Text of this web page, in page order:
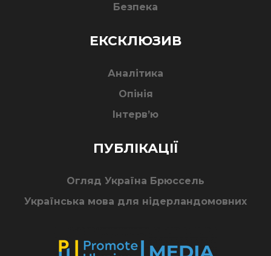
Безпека
ЕКСКЛЮЗИВ
Аналітика
Опінія
Інтерв’ю
ПУБЛІКАЦІЇ
Огляд Україна Брюссель
Українська мова для нідерландомовних